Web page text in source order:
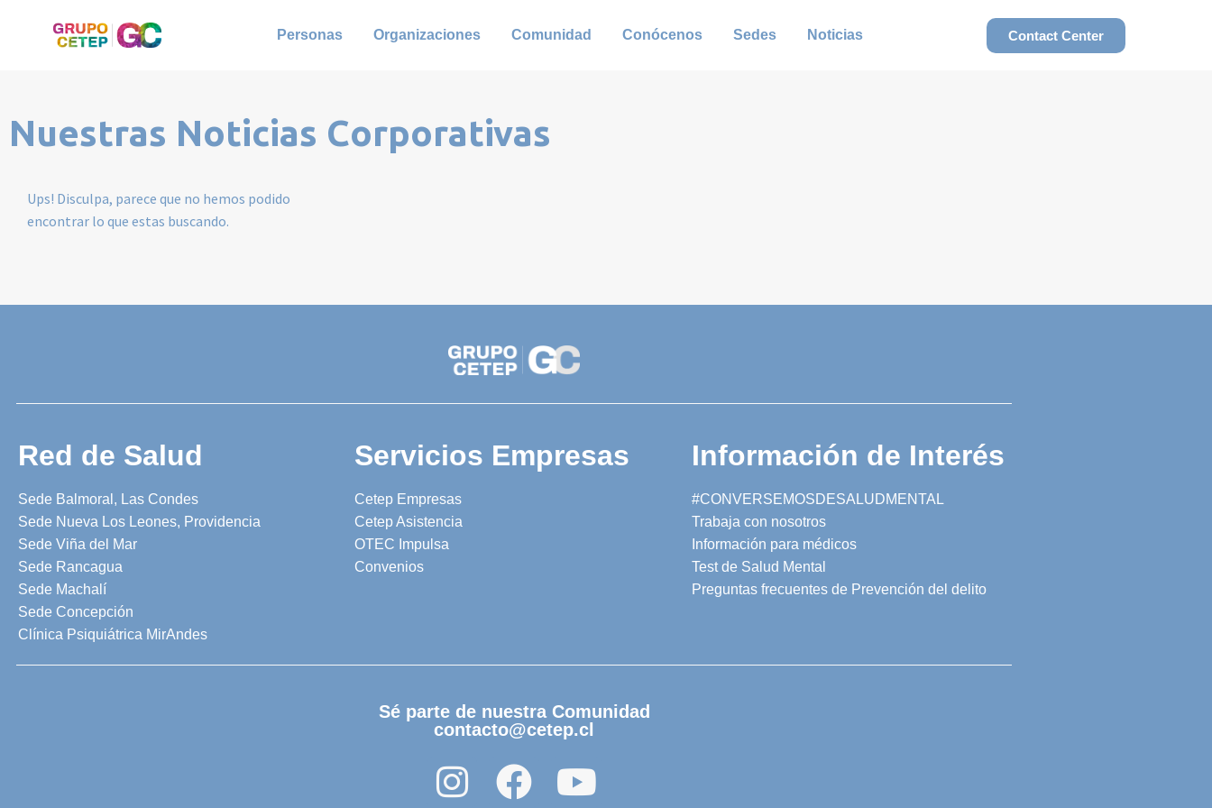
Personas Organizaciones Comunidad Conócenos Sedes Noticias Contact Center
Nuestras Noticias Corporativas
Ups! Disculpa, parece que no hemos podido
encontrar lo que estas buscando.
Red de Salud
Sede Balmoral, Las Condes
Sede Nueva Los Leones, Providencia
Sede Viña del Mar
Sede Rancagua
Sede Machalí
Sede Concepción
Clínica Psiquiátrica MirAndes
Servicios Empresas
Cetep Empresas
Cetep Asistencia
OTEC Impulsa
Convenios
Información de Interés
#CONVERSEMOSDESALUDMENTAL
Trabaja con nosotros
Información para médicos
Test de Salud Mental
Preguntas frecuentes de Prevención del delito
Sé parte de nuestra Comunidad
contacto@cetep.cl